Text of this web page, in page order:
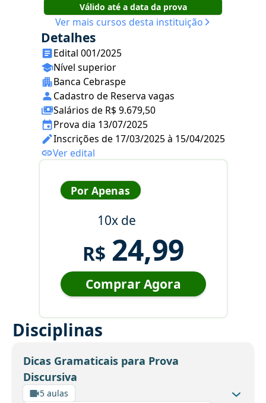
Válido até a data da prova
Ver mais cursos desta instituição
Detalhes
Edital 001/2025
Nível superior
Banca Cebraspe
Cadastro de Reserva vagas
Salários de R$ 9.679,50
Prova dia 13/07/2025
Inscrições de 17/03/2025 à 15/04/2025
Ver edital
Por Apenas
10x de
R$ 24,99
Comprar Agora
Disciplinas
Dicas Gramaticais para Prova
Discursiva
5 aulas